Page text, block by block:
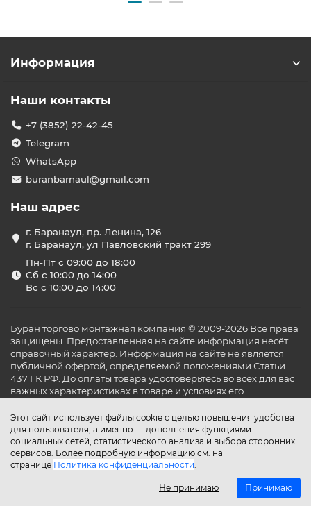
Этот сайт использует файлы cookie с целью повышения удобства
для пользователя, а именно — дополнения функциями
социальных сетей, статистического анализа и выбора сторонних
сервисов. Более подробную информацию см. на
странице Политика конфиденциальности.
Не принимаю Принимаю
Информация
Наши контакты
+7 (3852) 22-42-45
Telegram
WhatsApp
buranbarnaul@gmail.com
Наш адрес
г. Баранаул, пр. Ленина, 126
г. Баранаул, ул Павловский тракт 299
Пн-Пт с 09:00 до 18:00
Сб с 10:00 до 14:00
Вс с 10:00 до 14:00
Буран торгово монтажная компания © 2009-2026 Все права
защищены. Предоставленная на сайте информация несёт
справочный характер. Информация на сайте не является
публичной офертой, определяемой положениями Статьи
437 ГК РФ. До оплаты товара удостоверьтесь во всех для вас
важных характеристиках в товаре и условиях его